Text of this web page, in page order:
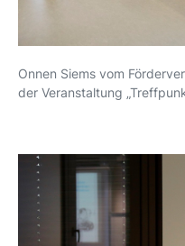
Onnen Siems vom
der Veranstaltung